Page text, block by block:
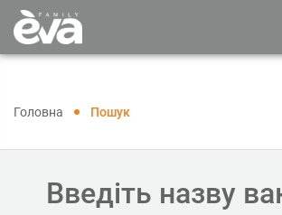
Головна Пошук
Введіть назву